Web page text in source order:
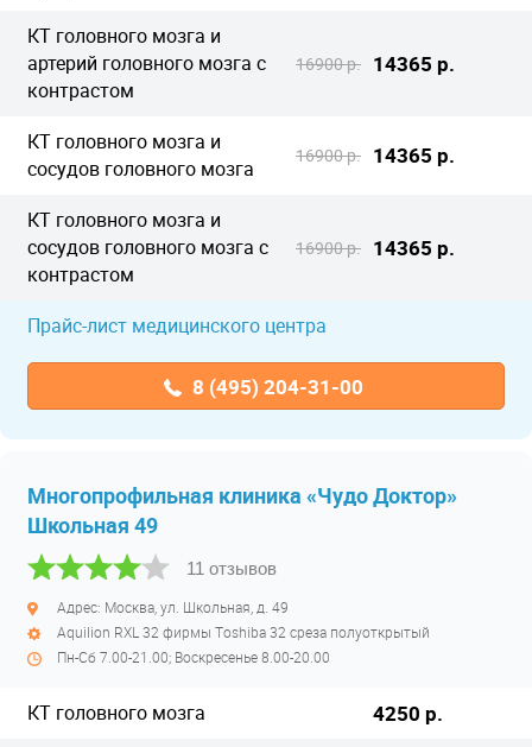
КТ головного мозга и
артерий головного мозга с
контрастом
16900 р. 14365 р.
КТ головного мозга и
сосудов головного мозга
16900 р. 14365 р.
КТ головного мозга и
сосудов головного мозга с
контрастом
16900 р. 14365 р.
Прайс-лист медицинского центра
8 (495) 204-31-00
Многопрофильная клиника «Чудо Доктор»
Школьная 49
11 отзывов
Адрес: Москва, ул. Школьная, д. 49
Aquilion RXL 32 фирмы Тoshiba 32 среза полуоткрытый
Пн-Сб 7.00-21.00; Воскресенье 8.00-20.00
КТ головного мозга 4250 р.